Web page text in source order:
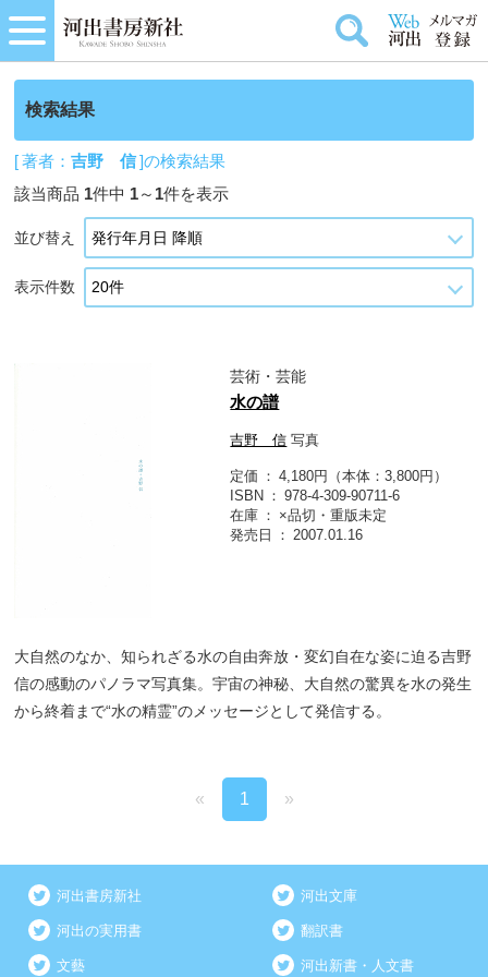
検索結果
[ 著者：吉野 信]の検索結果
該当商品 1件中 1～ 1件を表示
並び替え
表示件数
芸術・芸能
水の譜
吉野 信 写真
定価
4,180円（本体：3,800円）
ISBN
978-4-309-90711-6
在庫
×品切・重版未定
発売日
2007.01.16
大自然のなか、知られざる水の自由奔放・変幻自在な姿に迫る吉野
信の感動のパノラマ写真集。宇宙の神秘、大自然の驚異を水の発生
から終着まで“水の精霊”のメッセージとして発信する。
« 1 »
河出書房新社 河出文庫
河出の実用書 翻訳書
文藝 河出新書・人文書